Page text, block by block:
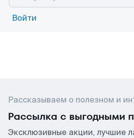
Войти
Рассказываем о полезном и
Рассылка с выгодными
Эксклюзивные акции, лучшие